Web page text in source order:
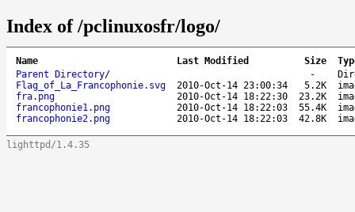
Index of /pclinuxosfr/logo/
Name Last Modified Size
Parent Directory/ -
Flag_of_La_Francophonie.svg
2010-Oct-14 23:00:34 5.2K
fra.png
2010-Oct-14 18:22:30 23.2K
francophonie1.png
2010-Oct-14 18:22:03 55.4K
francophonie2.png
2010-Oct-14 18:22:03 42.8K
lighttpd/1.4.35